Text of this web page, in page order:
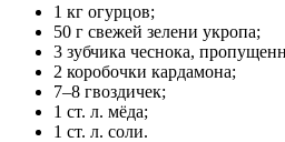
1 кг огурцов;
50 г свежей зелени укропа;
3 зубчика чеснока,
2 коробочки кардамона;
7–8 гвоздичек;
1 ст. л. мёда;
1 ст. л. соли.